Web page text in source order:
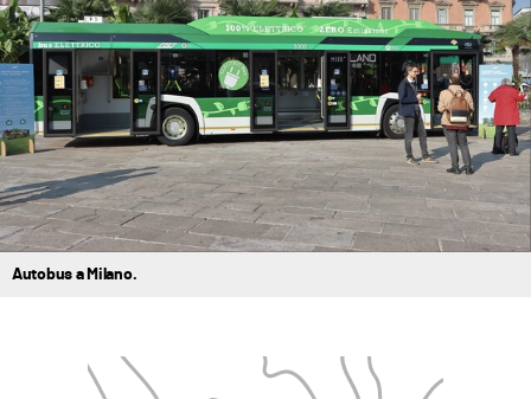
Autobus a Milano.